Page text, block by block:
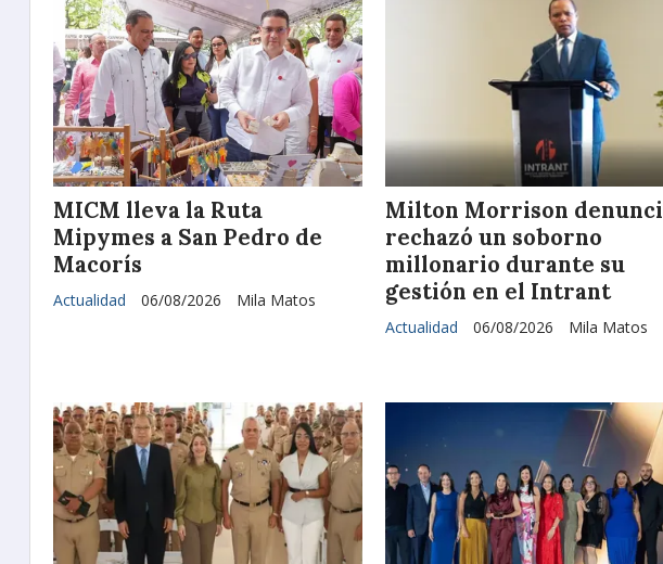
MICM lleva la Ruta
Mipymes a San Pedro de
Macorís
Mila Matos
Actualidad 06/08/2026
Milton Morrison
rechazó un soborno
millonario durante su
gestión en el Intrant
Mila Matos
Actualidad 06/08/2026